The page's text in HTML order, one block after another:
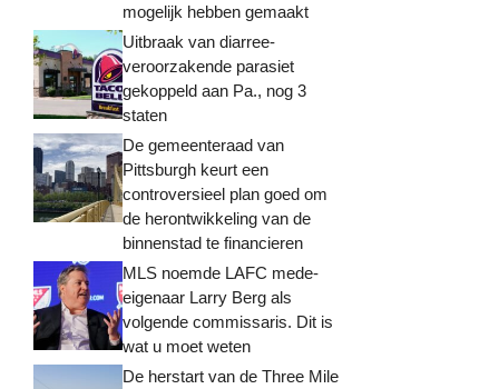
mogelijk hebben gemaakt
Uitbraak van diarree-
veroorzakende parasiet
gekoppeld aan Pa., nog 3
staten
De gemeenteraad van
Pittsburgh keurt een
controversieel plan goed om
de herontwikkeling van de
binnenstad te financieren
MLS noemde LAFC mede-
eigenaar Larry Berg als
volgende commissaris. Dit is
wat u moet weten
De herstart van de Three Mile